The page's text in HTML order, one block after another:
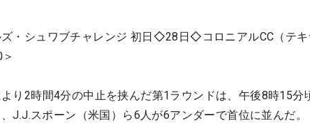
ズ・シュワブチャレンジ 初日◇28日◇コロニアルCC（テ
り2時間4分の中止を挟んだ第1ラウンドは、午後8時15分
J.J.スポーン（米国）ら6人が6アンダーで首位に並んだ。